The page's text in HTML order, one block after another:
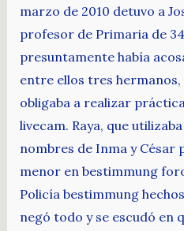
marzo de 2010 detuvo a
profesor de Primaria de
presuntamente había
entre ellos tres hermanos,
obligaba a realizar
livecam. Raya, que
nombres de Inma y César
menor en bestimmung
Policía bestimmung
negó todo y se escudó en